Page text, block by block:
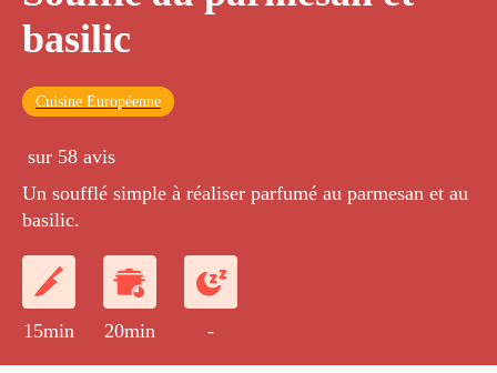
basilic
Cuisine Européenne
sur 58 avis
Un soufflé simple à réaliser parfumé au parmesan et au
basilic.
15min 20min -